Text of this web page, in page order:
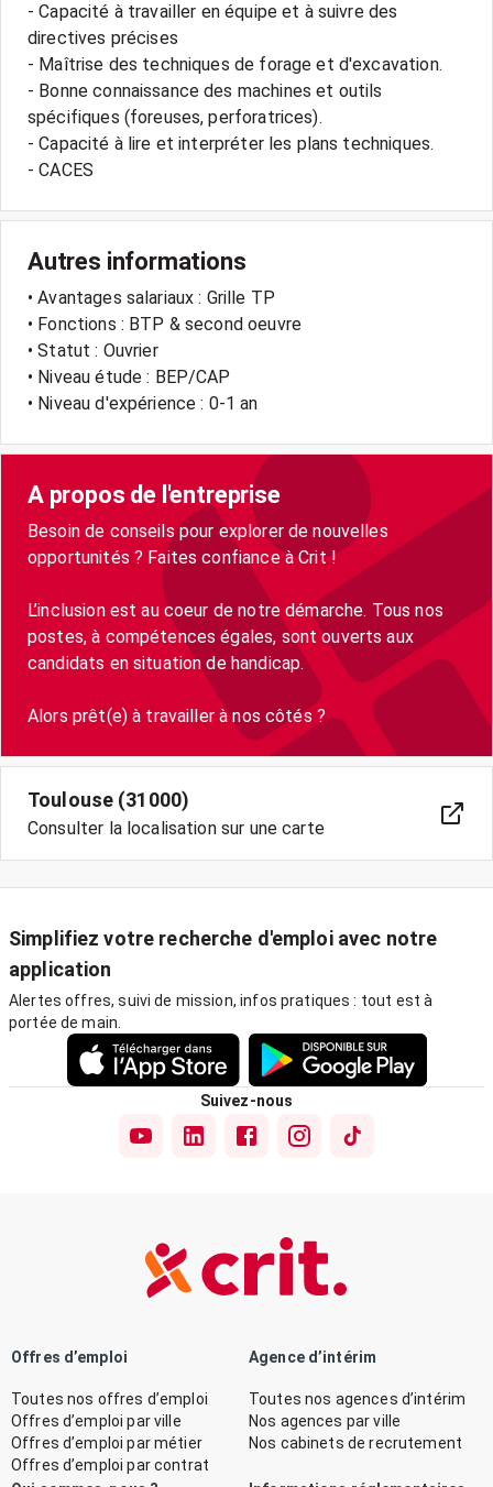
- Capacité à travailler en équipe et à suivre des
directives précises
- Maîtrise des techniques de forage et d'excavation.
- Bonne connaissance des machines et outils
spécifiques (foreuses, perforatrices).
- Capacité à lire et interpréter les plans techniques.
- CACES
Autres informations
• Avantages salariaux : Grille TP
• Fonctions : BTP & second oeuvre
• Statut : Ouvrier
• Niveau étude : BEP/CAP
• Niveau d'expérience : 0-1 an
A propos de l'entreprise
Besoin de conseils pour explorer de nouvelles
opportunités ? Faites confiance à Crit !
L’inclusion est au coeur de notre démarche. Tous nos
postes, à compétences égales, sont ouverts aux
candidats en situation de handicap.
Alors prêt(e) à travailler à nos côtés ?
Toulouse (31000)
Consulter la localisation sur une carte
Simplifiez votre recherche d'emploi avec notre
application
Alertes offres, suivi de mission, infos pratiques : tout est à
portée de main.
Suivez-nous
Offres d’emploi
Toutes nos offres d’emploi
Offres d’emploi par ville
Offres d’emploi par métier
Offres d’emploi par contrat
Agence d’intérim
Toutes nos agences d’intérim
Nos agences par ville
Nos cabinets de recrutement